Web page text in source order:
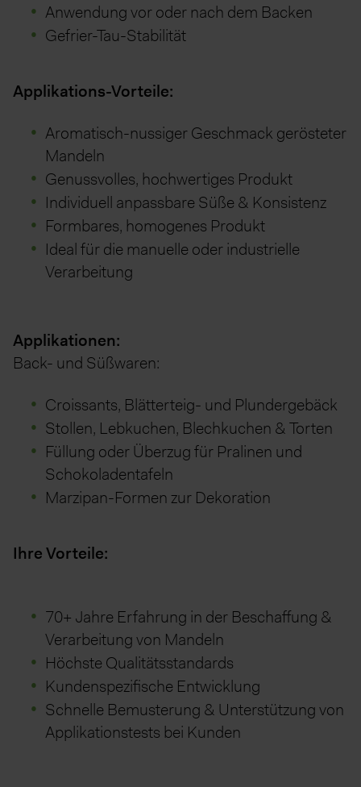
Anwendung vor oder nach dem Backen
Gefrier-Tau-Stabilität
Applikations-Vorteile:
Aromatisch-nussiger Geschmack gerösteter
Mandeln
Genussvolles, hochwertiges Produkt
Individuell anpassbare Süße & Konsistenz
Formbares, homogenes Produkt
Ideal für die manuelle oder industrielle
Verarbeitung
Applikationen:
Back- und Süßwaren:
Croissants, Blätterteig- und Plundergebäck
Stollen, Lebkuchen, Blechkuchen & Torten
Füllung oder Überzug für Pralinen und
Schokoladentafeln
Marzipan-Formen zur Dekoration
Ihre Vorteile:
70+ Jahre Erfahrung in der Beschaffung &
Verarbeitung von Mandeln
Höchste Qualitätsstandards
Kundenspezifische Entwicklung
Schnelle Bemusterung & Unterstützung von
Applikationstests bei Kunden